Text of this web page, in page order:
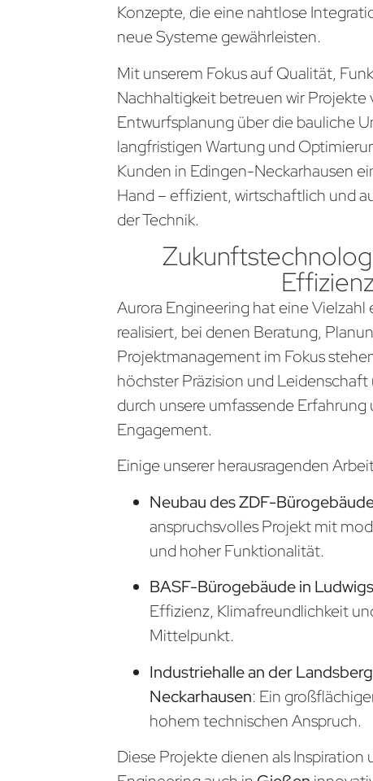
Konzepte, die eine nahtlose
neue Systeme gewährleisten.
Mit unserem Fokus auf Qualität,
Nachhaltigkeit betreuen wir Projekte
Entwurfsplanung über die bauliche
langfristigen Wartung und
Kunden in Edingen-Neckarhausen
Hand – effizient, wirtschaftlich und
der Technik.
Effizienz
Aurora Engineering hat eine
realisiert, bei denen Beratung,
Projektmanagement im Fokus
höchster Präzision und
durch unsere umfassende Erfahrung
Engagement.
Einige unserer herausragenden
Neubau des ZDF-
anspruchsvolles Projekt mit
und hoher Funktionalität.
BASF-Bürogebäude in
Effizienz, Klimafreundlichkeit
Mittelpunkt.
Industriehalle an der
Neckarhausen: Ein
hohem technischen Anspruch.
Diese Projekte dienen als Inspiration